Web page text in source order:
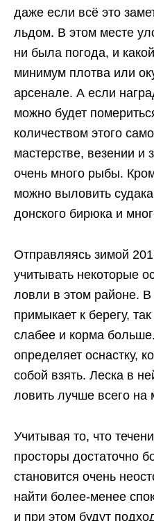
даже если всё это
льдом. В этом месте
ни была погода, и
минимум плотва или
арсенале. А если
можно будет
количеством этого
мастерстве, везении
очень много рыбы.
можно выловить
донского бирюка и
Отправляясь зимой
учитывать некоторые
ловли в этом районе.
примыкает к берегу,
слабее и корма
определяет оснастку,
собой взять. Леска в
ловить лучше всего на
Учитывая то, что
просторы достаточно
становится очень
найти более-менее
и при этом будут